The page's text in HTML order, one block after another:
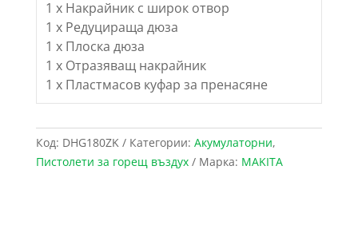
1 x Накрайник с широк отвор
1 x Редуцираща дюза
1 x Плоска дюза
1 x Отразяващ накрайник
1 x Пластмасов куфар за пренасяне
Код: DHG180ZK Категории: Акумулаторни,
Пистолети за горещ въздух
Марка: MAKITA